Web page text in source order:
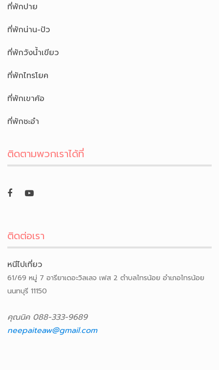
ที่พักปาย
ที่พักน่าน-ปัว
ที่พักวังน้ำเขียว
ที่พักไทรโยค
ที่พักเขาค้อ
ที่พักชะอำ
ติดตามพวกเราได้ที่
ติดต่อเรา
หนีไปเที่ยว
61/69 หมู่ 7 อารียาเดอะวิลเลจ เฟส 2 ตำบลไทรน้อย อำเภอไทรน้อย
นนทบุรี 11150
คุณนิค 088-333-9689
neepaiteaw@gmail.com